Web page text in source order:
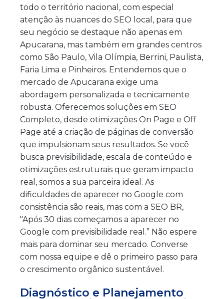
todo o território nacional, com especial
atenção às nuances do SEO local, para que
seu negócio se destaque não apenas em
Apucarana, mas também em grandes centros
como São Paulo, Vila Olímpia, Berrini, Paulista,
Faria Lima e Pinheiros. Entendemos que o
mercado de Apucarana exige uma
abordagem personalizada e tecnicamente
robusta. Oferecemos soluções em SEO
Completo, desde otimizações On Page e Off
Page até a criação de páginas de conversão
que impulsionam seus resultados. Se você
busca previsibilidade, escala de conteúdo e
otimizações estruturais que geram impacto
real, somos a sua parceira ideal. As
dificuldades de aparecer no Google com
consistência são reais, mas com a SEO BR,
"Após 30 dias começamos a aparecer no
Google com previsibilidade real.” Não espere
mais para dominar seu mercado. Converse
com nossa equipe e dê o primeiro passo para
o crescimento orgânico sustentável.
Diagnóstico e Planejamento